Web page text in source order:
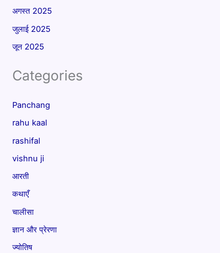
अगस्त 2025
जुलाई 2025
जून 2025
Categories
Panchang
rahu kaal
rashifal
vishnu ji
आरती
कथाएँ
चालीसा
ज्ञान और प्रेरणा
ज्योतिष